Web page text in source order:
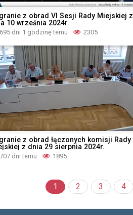
z obrad VI Sesji Rady Miejskiej z
10 września 2024r.
695 dni 1 godzinę temu 2305
z obrad łączonych komisji Rady
z dnia 29 sierpnia 2024r.
707 dni temu 1895
1 2 3 4